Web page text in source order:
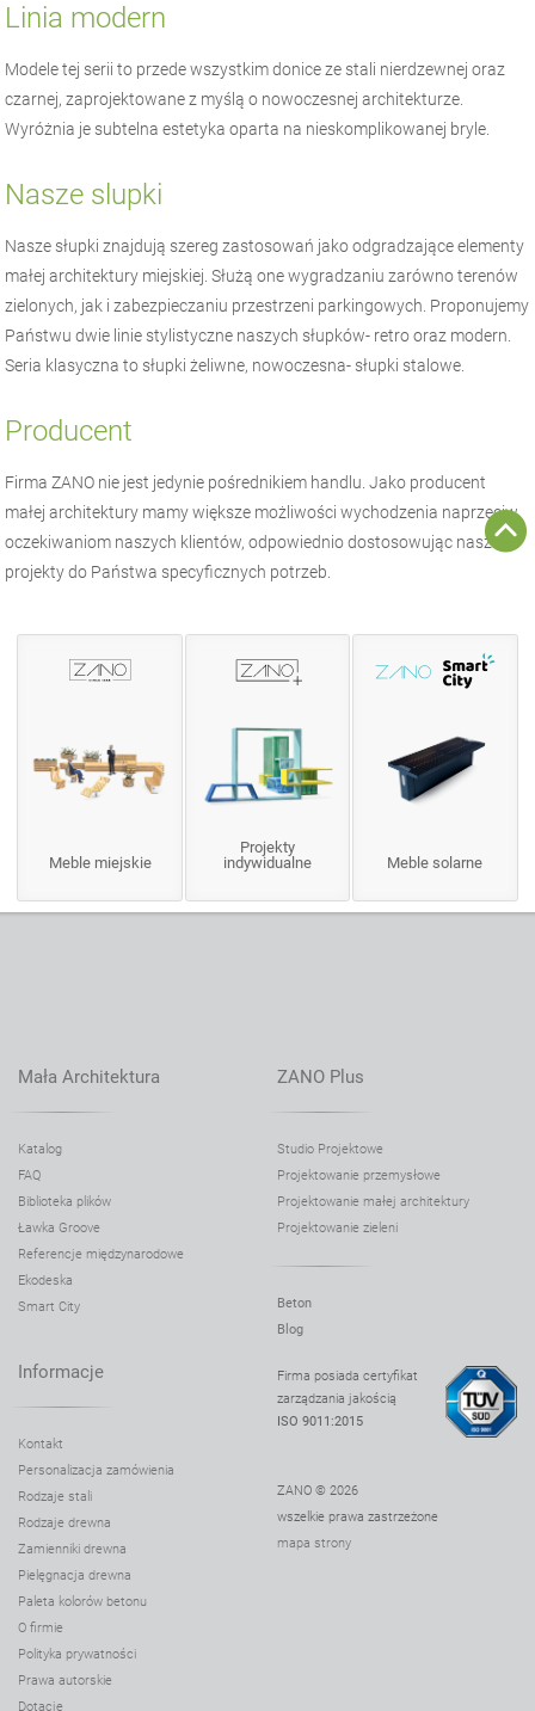
Linia modern
Modele tej serii to przede wszystkim donice ze stali nierdzewnej oraz
czarnej, zaprojektowane z myślą o nowoczesnej architekturze.
Wyróżnia je subtelna estetyka oparta na nieskomplikowanej bryle.
Nasze slupki
Nasze słupki znajdują szereg zastosowań jako odgradzające elementy
małej architektury miejskiej. Służą one wygradzaniu zarówno terenów
zielonych, jak i zabezpieczaniu przestrzeni parkingowych. Proponujemy
Państwu dwie linie stylistyczne naszych słupków- retro oraz modern.
Seria klasyczna to słupki żeliwne, nowoczesna- słupki stalowe.
Producent
FirmaZANO nie jest jedynie pośrednikiem handlu. Jako producent
małej architektury mamy większe możliwości wychodzenia naprzeciw
oczekiwaniom naszych klientów, odpowiednio dostosowując nasze
projekty do Państwa specyficznych potrzeb.
Meble miejskie
Projekty
indywidualne
Meble solarne
Mała Architektura
Katalog
FAQ
Biblioteka plików
Ławka Groove
Referencje międzynarodowe
Ekodeska
Smart City
ZANO Plus
Studio Projektowe
Projektowanie przemysłowe
Projektowanie małej architektury
Projektowanie zieleni
Beton
Blog
Informacje
Kontakt
Personalizacja zamówienia
Rodzaje stali
Rodzaje drewna
Zamienniki drewna
Pielęgnacja drewna
Paleta kolorów betonu
O firmie
Polityka prywatności
Prawa autorskie
Dotacje
Firma posiada certyfikat
zarządzania jakością
ISO 9011:2015
ZANO © 2026
wszelkie prawa zastrzeżone
mapa strony